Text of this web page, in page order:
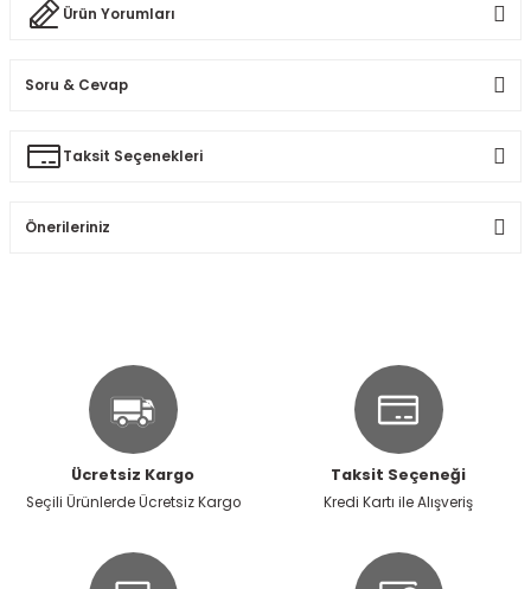
Ürün Yorumları
Soru & Cevap
Taksit Seçenekleri
Önerileriniz
Ürün resmi kalitesiz, bozuk veya görüntülenemiyor.
Ürün açıklamasında eksik bilgiler bulunuyor.
Ürün bilgilerinde hatalar bulunuyor.
Ürün fiyatı diğer sitelerden daha pahalı.
Ücretsiz Kargo
Seçili Ürünlerde Ücretsiz Kargo
Taksit Seçeneği
Kredi Kartı ile Alışveriş